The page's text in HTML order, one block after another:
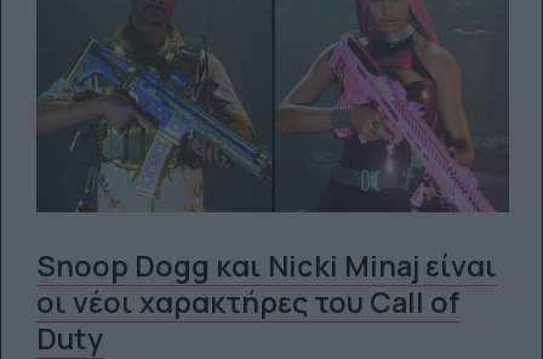
Snoop Dogg και Nicki Minaj είναι
οι νέοι χαρακτήρες του Call of
Duty